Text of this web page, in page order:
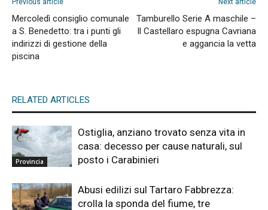
Previous article
Mercoledì consiglio comunale
a S. Benedetto: tra i punti gli
indirizzi di gestione della
piscina
Next article
Tamburello Serie A maschile –
Il Castellaro espugna Cavriana
e aggancia la vetta
RELATED ARTICLES
Provincia
Ostiglia, anziano trovato senza vita in
casa: decesso per cause naturali, sul
posto i Carabinieri
Abusi edilizi sul Tartaro Fabbrezza:
crolla la sponda del fiume, tre